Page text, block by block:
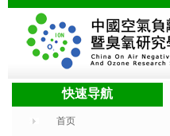
快速导航
首页